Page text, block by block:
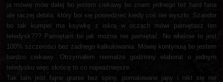
ja mówię mów dalej bo jestem ciekawy bo znam jednego też hard fana
ale raczej debila, który boi się powiedzieć kiedy coś nie wyszło. Szandor
bo tak kumpel ma ksywkę z iskrą w oczach mówi pamiętasz ten
teledysk??? Pamiętam bo jak można nie pamiętać. No właśnie to jest
100% szczerości bez żadnego kalkulowania. Mówię kontynuuj bo jestem
bardzo ciekawy. Otrzymałem niemalże godzinny elaborat o jednym
teledysku więc skrócę to co najważniejsze.
Tak tam jest fajne granie bez spiny, pomalowane japy i nikt się nie